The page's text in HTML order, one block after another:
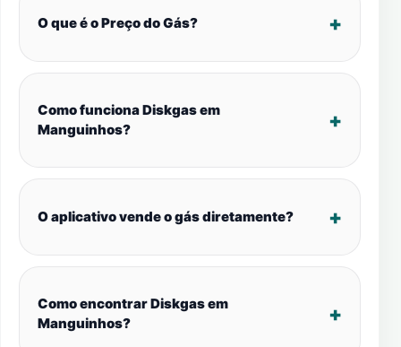
O que é o Preço do Gás?
Como funciona Diskgas em
Manguinhos?
O aplicativo vende o gás diretamente?
Como encontrar Diskgas em
Manguinhos?